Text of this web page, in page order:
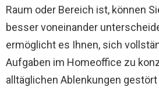
Raum oder Bereich ist, können
besser voneinander
ermöglicht es Ihnen, sich
Aufgaben im Homeoffice zu
alltäglichen Ablenkungen